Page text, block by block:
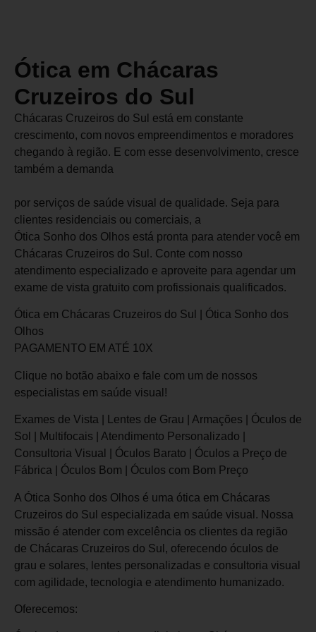
Ótica em Chácaras
Cruzeiros do Sul
Chácaras Cruzeiros do Sul está em constante
crescimento, com novos empreendimentos e moradores
chegando à região. E com esse desenvolvimento, cresce
também a demanda
por serviços de saúde visual de qualidade. Seja para
clientes residenciais ou comerciais, a
Ótica Sonho dos Olhos está pronta para atender você em
Chácaras Cruzeiros do Sul. Conte com nosso
atendimento especializado e aproveite para agendar um
exame de vista gratuito com profissionais qualificados.
Ótica em Chácaras Cruzeiros do Sul | Ótica Sonho dos
Olhos
PAGAMENTO EM ATÉ 10X
Clique no botão abaixo e fale com um de nossos
especialistas em saúde visual!
Exames de Vista | Lentes de Grau | Armações | Óculos de
Sol | Multifocais | Atendimento Personalizado |
Consultoria Visual | Óculos Barato | Óculos a Preço de
Fábrica | Óculos Bom | Óculos com Bom Preço
A Ótica Sonho dos Olhos é uma ótica em Chácaras
Cruzeiros do Sul especializada em saúde visual. Nossa
missão é atender com excelência os clientes da região
de Chácaras Cruzeiros do Sul, oferecendo óculos de
grau e solares, lentes personalizadas e consultoria visual
com agilidade, tecnologia e atendimento humanizado.
Oferecemos: